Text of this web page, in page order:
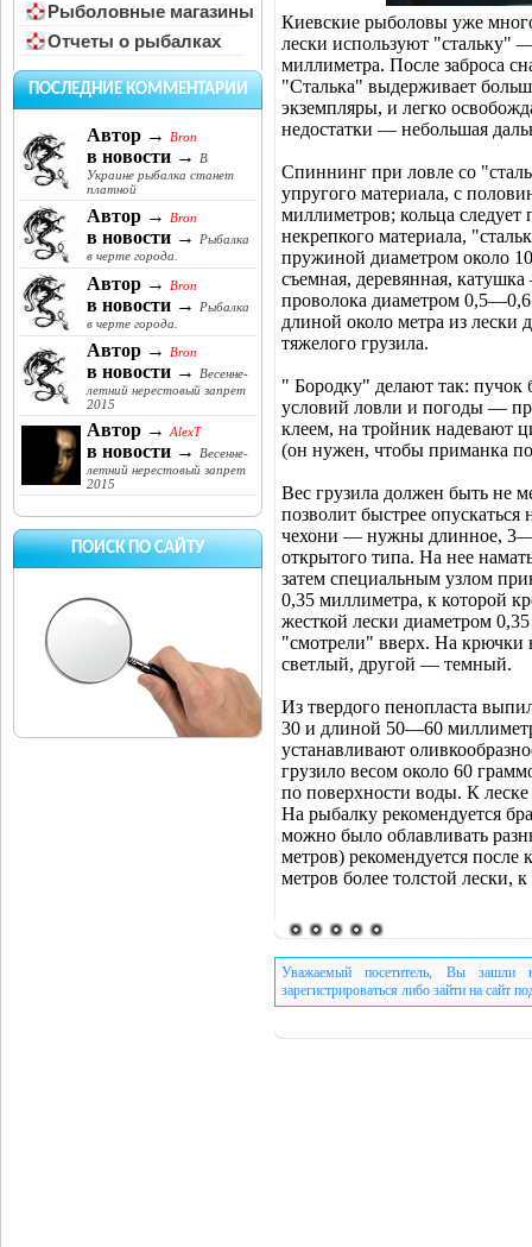
Рыболовные магазины
Отчеты о рыбалках
ПОСЛЕДНИЕ КОММЕНТАРИИ
Автор → Bron
в новости →
В
Украине рыбалка станет
платной
Автор → Bron
в новости →
Рыбалка
в черте города.
Автор → Bron
в новости →
Рыбалка
в черте города.
Автор → Bron
в новости →
Весенне-
летний нерестовый запрет
2015
Автор → AlexT
в новости →
Весенне-
летний нерестовый запрет
2015
ПОИСК ПО САЙТУ
Киевские рыболовы уже
лески используют "стальку"
миллиметра. После заброса
"Сталька" выдерживает
экземпляры, и легко
недостатки — небольшая
Спиннинг при ловле со
упругого материала, с
миллиметров; кольца следует
некрепкого материала,
пружиной диаметром около
съемная, деревянная,
проволока диаметром
длиной около метра из
тяжелого грузила.
" Бородку" делают так: пучок
условий ловли и погоды —
клеем, на тройник надевают
(он нужен, чтобы приманка
Вес грузила должен быть не
позволит быстрее
чехони — нужны длинное,
открытого типа. На нее
затем специальным узлом
0,35 миллиметра, к которой
жесткой лески диаметром
"смотрели" вверх. На крючки
светлый, другой — темный.
Из твердого пенопласта
30 и длиной 50—60
устанавливают
грузило весом около 60
по поверхности воды. К
На рыбалку рекомендуется
можно было облавливать
метров) рекомендуется после
метров более толстой лески,
Уважаемый посетитель, Вы зашли
зарегистрироваться либо зайти на сайт